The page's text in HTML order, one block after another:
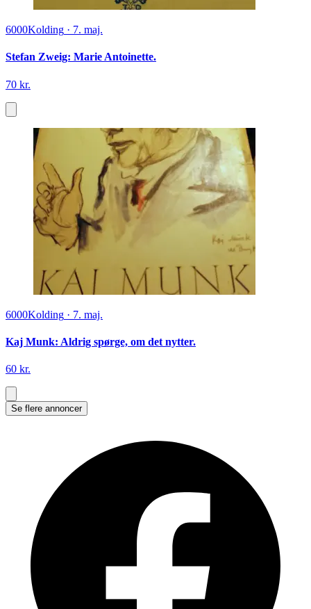
6000Kolding · 7. maj.
Stefan Zweig: Marie Antoinette.
70 kr.
6000Kolding · 7. maj.
Kaj Munk: Aldrig spørge, om det nytter.
60 kr.
Se flere annoncer